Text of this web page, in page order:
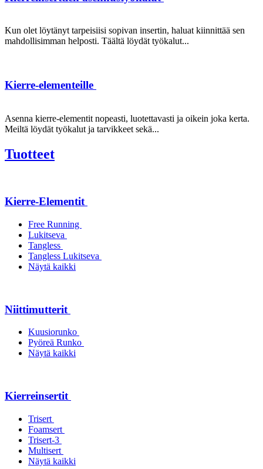
Kun olet löytänyt tarpeisiisi sopivan insertin, haluat kiinnittää sen
mahdollisimman helposti. Täältä löydät työkalut...
Kierre-elementeille
Asenna kierre-elementit nopeasti, luotettavasti ja oikein joka kerta.
Meiltä löydät työkalut ja tarvikkeet sekä...
Tuotteet
Kierre-Elementit
Free Running
Lukitseva
Tangless
Tangless Lukitseva
Näytä kaikki
Niittimutterit
Kuusiorunko
Pyöreä Runko
Näytä kaikki
Kierreinsertit
Trisert
Foamsert
Trisert-3
Multisert
Näytä kaikki